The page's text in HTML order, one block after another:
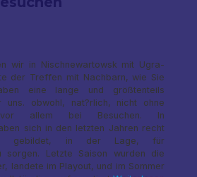
wir in Nischnewartowsk mit Ugra-
der Treffen mit Nachbarn, wie Sie
eine lange und größtenteils
uns. obwohl, nat?rlich, nicht ohne
vor allem bei Besuchen. In
sich in den letzten Jahren recht
gebildet, in der Lage, für
sorgen. Letzte Saison wurden die
landete im Playout, und im Sommer